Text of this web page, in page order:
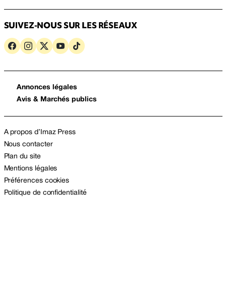
SUIVEZ-NOUS SUR LES RÉSEAUX
Annonces légales
Avis & Marchés publics
A propos d’Imaz Press
Nous contacter
Plan du site
Mentions légales
Préférences cookies
Politique de confidentialité